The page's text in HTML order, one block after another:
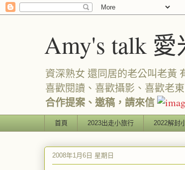
Amy's talk
資深熟女 還同居的老公叫老黃
喜歡閱讀、喜歡攝影、喜歡老
合作提案、邀稿，請來信
首頁 2023出走小旅行 2022解封
2008年1月6日 星期日